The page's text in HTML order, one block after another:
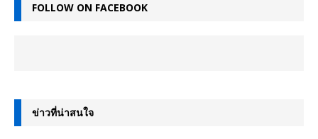
FOLLOW ON FACEBOOK
ข่าวที่น่าสนใจ